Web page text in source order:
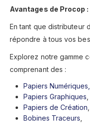
Avantages de Procop :
En tant que distributeur
répondre à tous vos
Explorez notre gamme
comprenant des :
Papiers Numériques,
Papiers Graphiques
Papiers de Création
Bobines Traceurs